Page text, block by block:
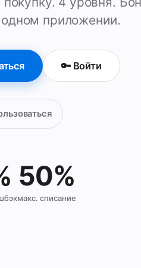
приложении.
🔑 Войти
50%
макс. списание